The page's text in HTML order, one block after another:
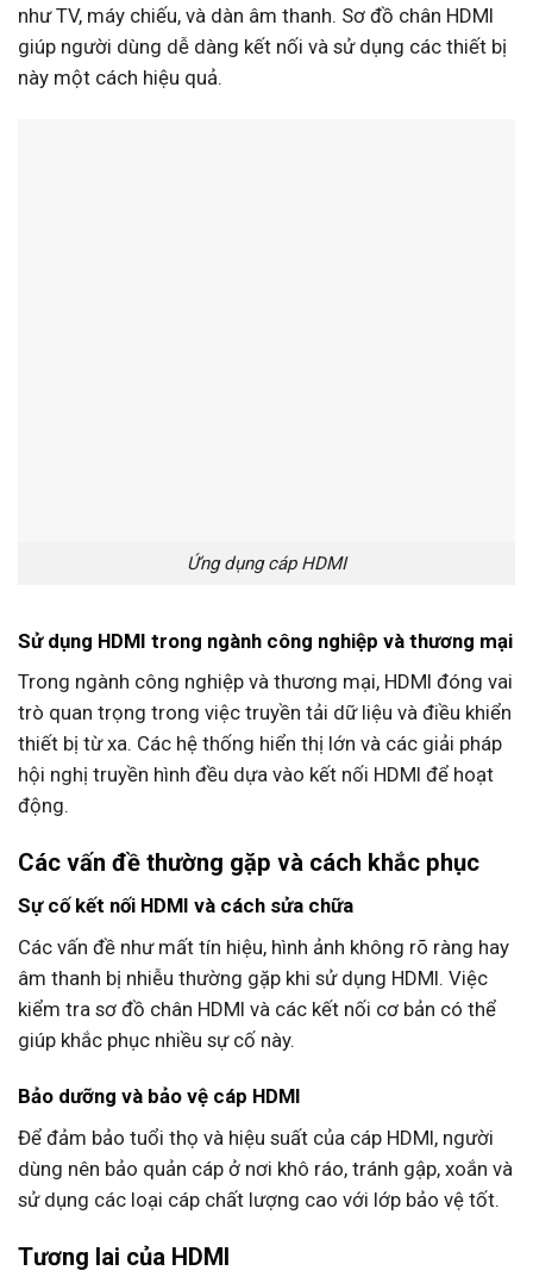
như TV, máy chiếu, và dàn âm thanh. Sơ đồ chân HDMI
giúp người dùng dễ dàng kết nối và sử dụng các thiết bị
này một cách hiệu quả.
Ứng dụng cáp HDMI
Sử dụng HDMI trong ngành công nghiệp và thương mại
Trong ngành công nghiệp và thương mại, HDMI đóng vai
trò quan trọng trong việc truyền tải dữ liệu và điều khiển
thiết bị từ xa. Các hệ thống hiển thị lớn và các giải pháp
hội nghị truyền hình đều dựa vào kết nối HDMI để hoạt
động.
Các vấn đề thường gặp và cách khắc phục
Sự cố kết nối HDMI và cách sửa chữa
Các vấn đề như mất tín hiệu, hình ảnh không rõ ràng hay
âm thanh bị nhiễu thường gặp khi sử dụng HDMI. Việc
kiểm tra sơ đồ chân HDMI và các kết nối cơ bản có thể
giúp khắc phục nhiều sự cố này.
Bảo dưỡng và bảo vệ cáp HDMI
Để đảm bảo tuổi thọ và hiệu suất của cáp HDMI, người
dùng nên bảo quản cáp ở nơi khô ráo, tránh gập, xoắn và
sử dụng các loại cáp chất lượng cao với lớp bảo vệ tốt.
Tương lai của HDMI